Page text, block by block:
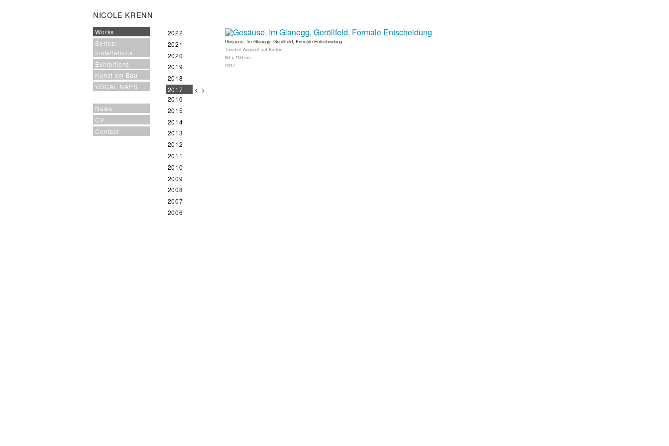
NICOLE KRENN
Works
Series/
Installations
Exhibitions
Kunst am Bau
VOCAL NAPS
News
CV
Contact
2022
2021
2020
2019
2018
2017
< >
2016
2015
2014
2013
2012
2011
2010
2009
2008
2007
2006
Gesäuse, Im Glanegg, Geröllfeld, Formale Entscheidung
Tusche/ Aquarell auf Karton
80 x 100 cm
2017